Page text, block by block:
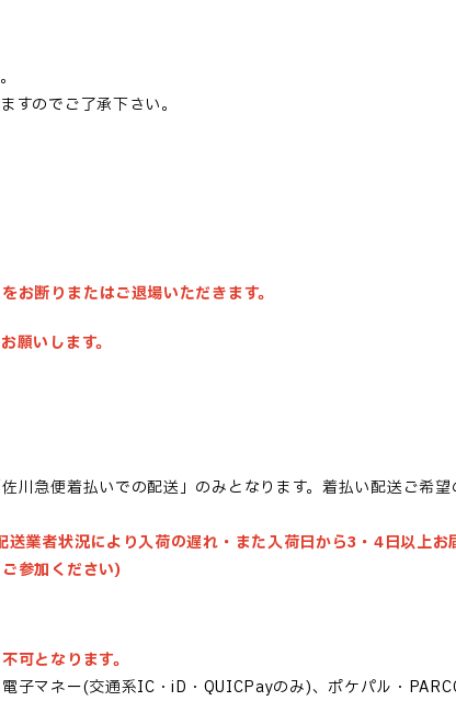
すのでご了承下さい。
お断りまたはご退場いただきます。
願いします。
川急便着払いでの配送」のみとなります。着払い配送ご希
業者状況により入荷の遅れ・また入荷日から3・4日以上お
参加ください)
可となります。
子マネー(交通系IC・iD・QUICPayのみ)、ポケパル・